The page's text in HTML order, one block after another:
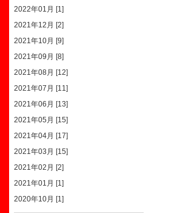
2022年01月 [1]
2021年12月 [2]
2021年10月 [9]
2021年09月 [8]
2021年08月 [12]
2021年07月 [11]
2021年06月 [13]
2021年05月 [15]
2021年04月 [17]
2021年03月 [15]
2021年02月 [2]
2021年01月 [1]
2020年10月 [1]